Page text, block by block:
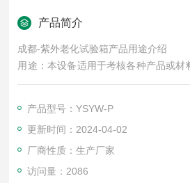
产品简介
成都-紫外老化试验箱产品用途介绍
用途：本设备适用于考核各种产品或材
油漆，石油化工，汽车，纺织等行业，
试验。可满足GB/T14522-2008 GB/T
品用塑料、涂料、橡胶材料人工气候老
产品型号：YSYW-P
更新时间：2024-04-02
厂商性质：生产厂家
访问量：2086